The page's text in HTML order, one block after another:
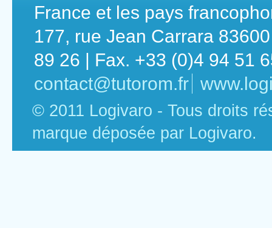
France et les pays
177, rue Jean Carrara
89 26 | Fax. +33 (0)4 94 51
contact@tutorom.fr
© 2011 Logivaro - Tous droits
marque déposée par Logivaro.